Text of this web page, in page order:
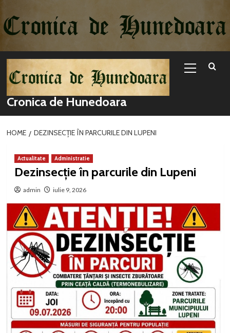
la
conținut
Cronica de Hunedoara
Menu
HOME DEZINSECȚIE ÎN PARCURILE DIN LUPENI
Actualitate Administratie
Dezinsecție în parcurile din Lupeni
admin iulie 9, 2026